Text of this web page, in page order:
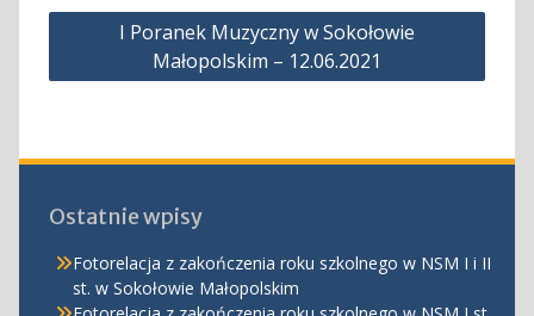
Nawigacja
I Poranek Muzyczny w Sokołowie
Małopolskim – 12.06.2021
Ostatnie wpisy
Fotorelacja z zakończenia roku szkolnego w NSM I i II
st. w Sokołowie Małopolskim